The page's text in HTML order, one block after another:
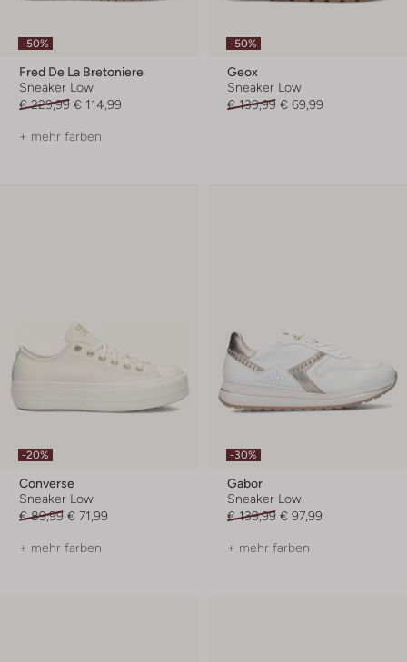
-50%
Fred De La Bretoniere
Sneaker Low
€ 229,99 € 114,99
+ mehr farben
-50%
Geox
Sneaker Low
€ 139,99 € 69,99
-20%
Converse
Sneaker Low
€ 89,99 € 71,99
+ mehr farben
-30%
Gabor
Sneaker Low
€ 139,99 € 97,99
+ mehr farben